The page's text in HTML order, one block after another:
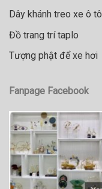
Dây khánh treo xe ô tô
Đồ trang trí taplo
Tượng phật để xe hơi
Fanpage Facebook